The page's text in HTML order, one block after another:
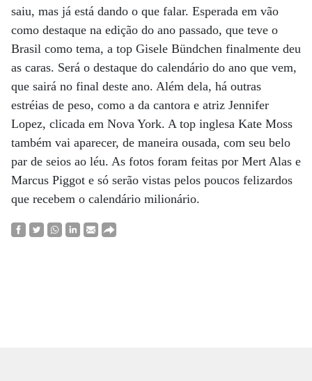
saiu, mas já está dando o que falar. Esperada em vão
como destaque na edição do ano passado, que teve o
Brasil como tema, a top Gisele Bündchen finalmente deu
as caras. Será o destaque do calendário do ano que vem,
que sairá no final deste ano. Além dela, há outras
estréias de peso, como a da cantora e atriz Jennifer
Lopez, clicada em Nova York. A top inglesa Kate Moss
também vai aparecer, de maneira ousada, com seu belo
par de seios ao léu. As fotos foram feitas por Mert Alas e
Marcus Piggot e só serão vistas pelos poucos felizardos
que recebem o calendário milionário.